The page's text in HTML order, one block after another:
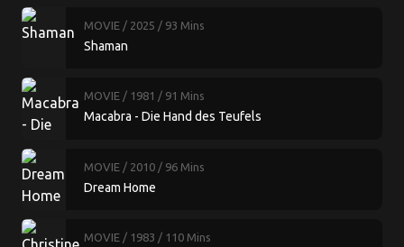
MOVIE / 2025 / 93 Mins
Shaman
MOVIE / 1981 / 91 Mins
Macabra - Die Hand des Teufels
MOVIE / 2010 / 96 Mins
Dream Home
MOVIE / 1983 / 110 Mins